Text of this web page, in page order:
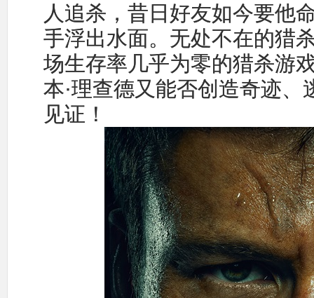
人追杀，昔日好友如今要他
手浮出水面。无处不在的猎
场生存率几乎为零的猎杀游
本·理查德又能否创造奇迹
见证！